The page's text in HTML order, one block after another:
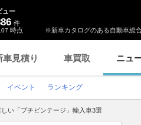
※新車カタログのある自動車総
ュー
件
時点
車見積り 車買取 ニュ
イベント ランキング
い「プチビンテージ」輸入車3選